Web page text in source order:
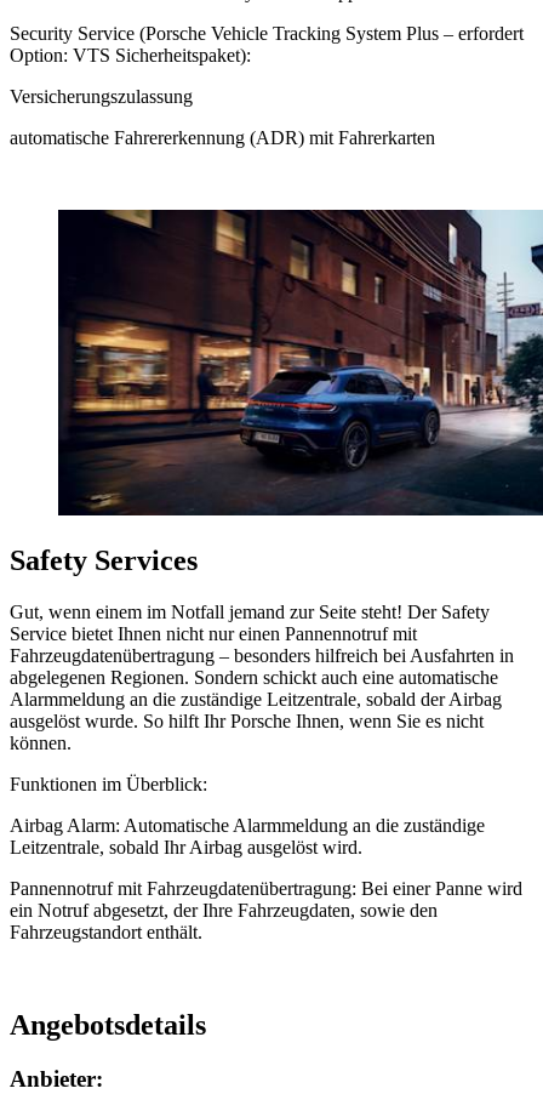
Security Service (Porsche Vehicle Tracking System Plus – erfordert
Option: VTS Sicherheitspaket):
Versicherungszulassung
automatische Fahrererkennung (ADR) mit Fahrerkarten
Safety Services
Gut, wenn einem im Notfall jemand zur Seite steht! Der Safety
Service bietet Ihnen nicht nur einen Pannennotruf mit
Fahrzeugdatenübertragung – besonders hilfreich bei Ausfahrten in
abgelegenen Regionen. Sondern schickt auch eine automatische
Alarmmeldung an die zuständige Leitzentrale, sobald der Airbag
ausgelöst wurde. So hilft Ihr Porsche Ihnen, wenn Sie es nicht
können.
Funktionen im Überblick:
Airbag Alarm: Automatische Alarmmeldung an die zuständige
Leitzentrale, sobald Ihr Airbag ausgelöst wird.
Pannennotruf mit Fahrzeugdatenübertragung: Bei einer Panne wird
ein Notruf abgesetzt, der Ihre Fahrzeugdaten, sowie den
Fahrzeugstandort enthält.
Angebotsdetails
Anbieter: